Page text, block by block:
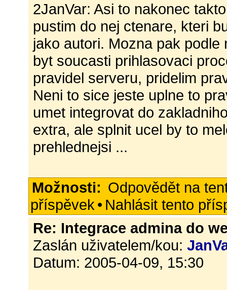
2JanVar: Asi to nakonec
pustim do nej ctenare, kteri
jako autori. Mozna pak
byt soucasti prihlasovaci
pravidel serveru, pridelim
Neni to sice jeste uplne to
umet integrovat do
extra, ale splnit ucel by to
prehlednejsi ...
Možnosti: Odpovědět na
příspěvek • Nahlásit tento
Re: Integrace admina do
Zaslán uživatelem/kou:
Datum: 2005-04-09, 15:30